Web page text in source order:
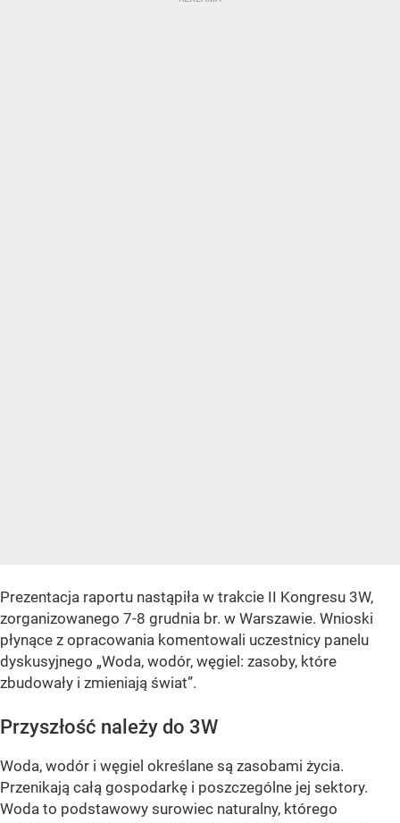
Prezentacja raportu nastąpiła w trakcie II Kongresu 3W,
zorganizowanego 7-8 grudnia br. w Warszawie. Wnioski
płynące z opracowania komentowali uczestnicy panelu
dyskusyjnego „Woda, wodór, węgiel: zasoby, które
zbudowały i zmieniają świat”.
Przyszłość należy do 3W
Woda, wodór i węgiel określane są zasobami życia.
Przenikają całą gospodarkę i poszczególne jej sektory.
Woda to podstawowy surowiec naturalny, którego